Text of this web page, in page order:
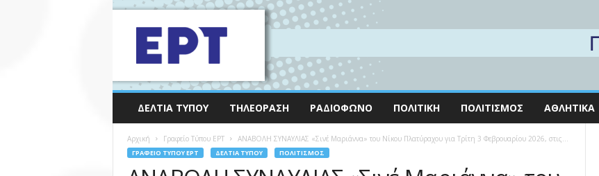
ΔΕΛΤΊΑ ΤΎΠΟΥ ΤΗΛΕΌΡΑΣΗ ΡΑΔΙΌΦΩΝΟ ΠΟΛΙΤΙΚΉ ΠΟΛΙΤΙΣΜΌΣ ΑΘΛΗΤΙΚΆ
Αρχική Γραφείο Τύπου ΕΡΤ ΑΝΑΒΟΛΗ ΣΥΝΑΥΛΙΑΣ «Σινέ Μαριάννα» του Νίκου Πλατύραχου για Τρίτη 3 Φεβρουαρίου 2026, στις...
ΓΡΑΦΕΊΟ ΤΎΠΟΥ ΕΡΤ ΔΕΛΤΊΑ ΤΎΠΟΥ ΠΟΛΙΤΙΣΜΌΣ